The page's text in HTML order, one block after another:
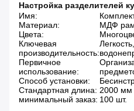
Настройка разделителей
Имя:
Материал:
МДФ
Цвета:
Ключевая
производительность:
Первичное
использование:
Способ установки:
Стандартная длина: 2000 мм
минимальный заказ: 100 шт.